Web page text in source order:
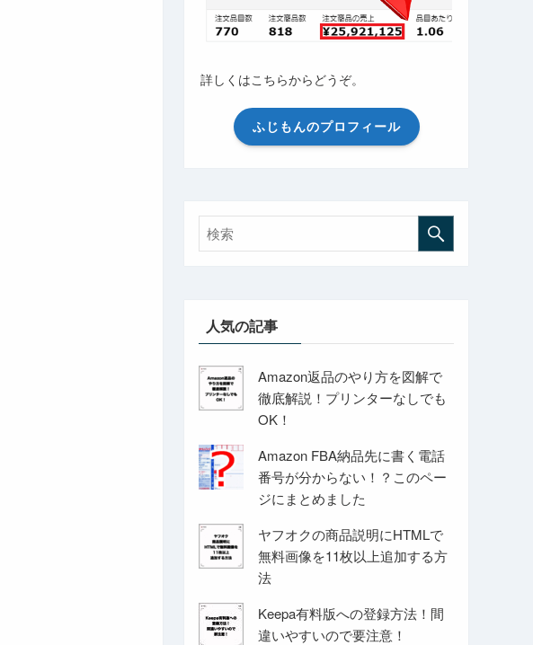
詳しくはこちらからどうぞ。
ふじもんのプロフィール
人気の記事
Amazon返品のやり方を図解で
徹底解説！プリンターなしでも
OK！
Amazon FBA納品先に書く電話
番号が分からない！？このペー
ジにまとめました
ヤフオクの商品説明にHTMLで
無料画像を11枚以上追加する方
法
Keepa有料版への登録方法！間
違いやすいので要注意！